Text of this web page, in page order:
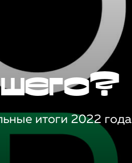
итоги 2022 года